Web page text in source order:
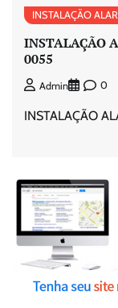
INSTALAÇÃO
INSTALAÇÃO
0055
Admin 0
INSTALAÇÃO